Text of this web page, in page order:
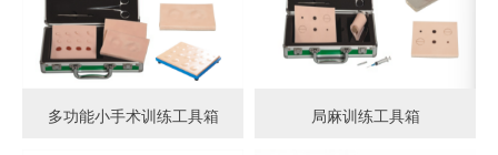
多功能小手术训练工具箱 局麻训练工具箱